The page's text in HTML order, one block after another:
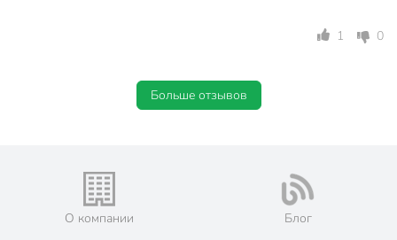
Крышка в комплекте
ручки
поштучно
1 0
Больше отзывов
О компании Блог